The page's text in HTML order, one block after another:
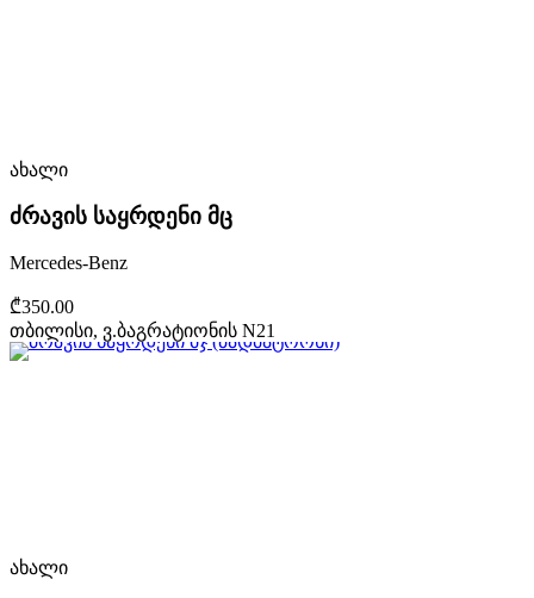
ახალი
ძრავის საყრდენი მც
Mercedes-Benz
₾350.00
თბილისი, ვ.ბაგრატიონის N21
ახალი